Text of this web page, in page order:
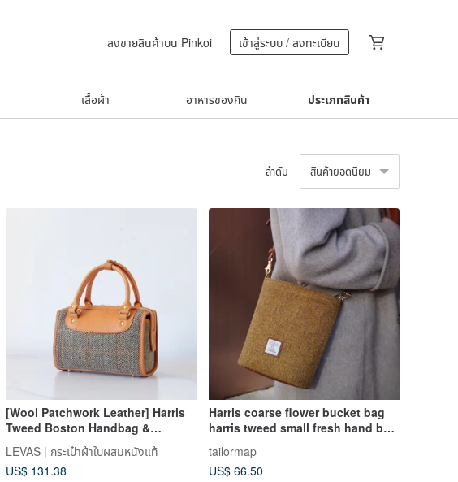
ลงขายสินค้าบน Pinkoi เข้าสู่ระบบ / ลงทะเบียน
เสื้อผ้า อาหารของกิน ประเภทสินค้า
ลำดับ สินค้ายอดนิยม
[Wool Patchwork Leather] Harris
Tweed Boston Handbag &
Shoulder Bag - Autumn/Winter
Collection for Women
LEVAS | กระเป๋าผ้าใบผสมหนังแท้
US$ 131.38
Harris coarse flower bucket bag
harris tweed small fresh hand bag
messenger bag
tailormap
US$ 66.50